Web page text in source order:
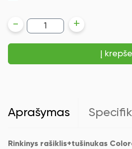
produkto
kiekis:
Rinkinys
rašiklis+tušinukas
metalinis,
- +
Į
Aprašymas
Rinkinys rašiklis+tušinukas